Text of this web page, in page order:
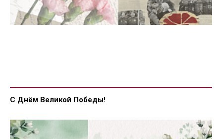
С Днём Великой Победы!